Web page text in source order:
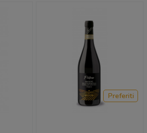
tra la città di Verona e il Lago di
composto da una combinazione
contribuisce alla ricchezza e alla
Il clima continentale con influenze del
lenta e completa delle uve,
la sua distintiva eleganza e
Valpolicella
Valpolicella, numerose cantine si
Preferiti